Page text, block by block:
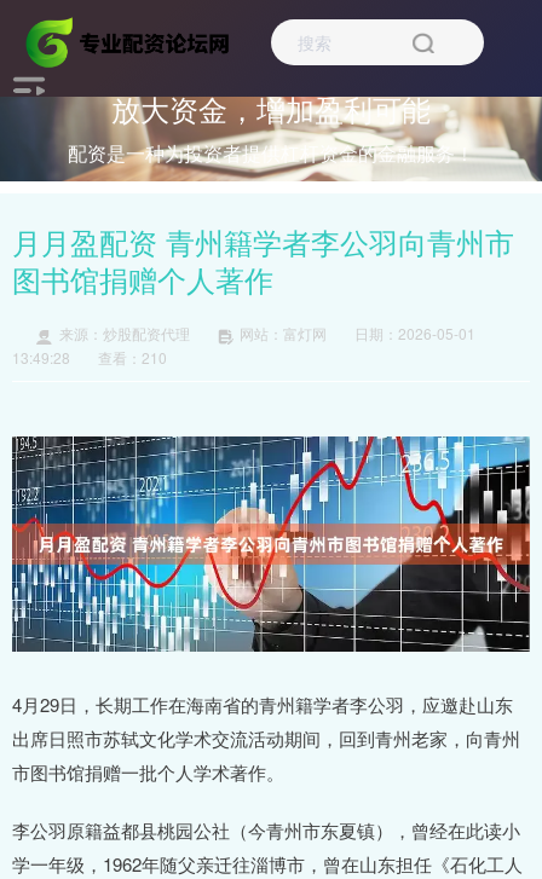
放大资金，增加盈利可能
配资是一种为投资者提供杠杆资金的金融服务！
月月盈配资 青州籍学者李公羽向青州市
图书馆捐赠个人著作
来源：炒股配资代理 网站：富灯网
日期：2026-05-01
13:49:28
查看：210
4月29日，长期工作在海南省的青州籍学者李公羽，应邀赴山东
出席日照市苏轼文化学术交流活动期间，回到青州老家，向青州
市图书馆捐赠一批个人学术著作。
李公羽原籍益都县桃园公社（今青州市东夏镇），曾经在此读小
学一年级，1962年随父亲迁往淄博市，曾在山东担任《石化工人